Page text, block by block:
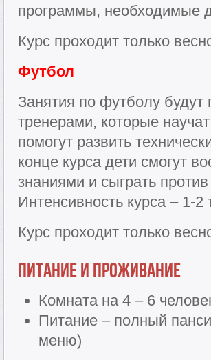
программы, необходимые
Курс проходит только
Футбол
Занятия по футболу
тренерами, которые
помогут развить
конце курса дети смогут
знаниями и сыграть
Интенсивность курса – 1-2
Курс проходит только
Питание и проживание
Комната на 4 – 6
Питание – полный
меню)